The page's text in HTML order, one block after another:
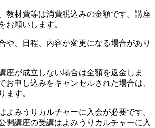
教材費等は消費税込みの金額です。講座
お願いします。
や、日程、内容が変更になる場合があり
座が成立しない場合は全額を返金しま
お申し込みをキャンセルされた場合は、
ます。
よみうりカルチャーに入会が必要です。
開講座の受講はよみうりカルチャーに入